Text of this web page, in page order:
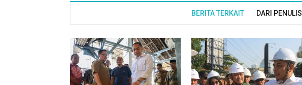
BERITA TERKAIT DARI PENULIS